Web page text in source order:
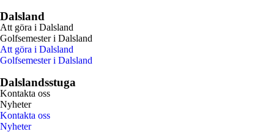
Dalsland
Att göra i Dalsland
Golfsemester i Dalsland
Att göra i Dalsland
Golfsemester i Dalsland
Dalslandsstuga
Kontakta oss
Nyheter
Kontakta oss
Nyheter